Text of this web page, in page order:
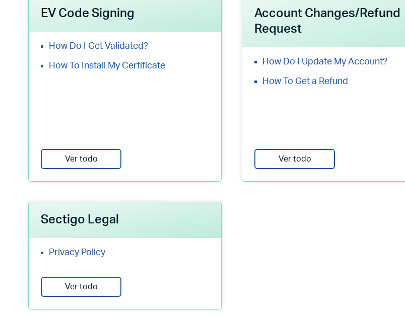
EV Code Signing
How Do I Get Validated?
How To Install My Certificate
Ver todo
Account Changes/Refund
Request
How Do I Update My Account?
How To Get a Refund
Ver todo
Sectigo Legal
Privacy Policy
Ver todo